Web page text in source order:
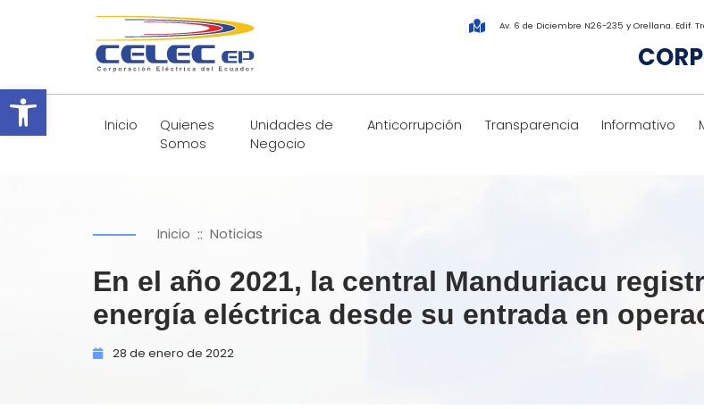
Abrir barra de herramientas
Av. 6 de Diciembre N26-235 y Orellana. Edif.
Inicio
Quienes
Somos
Unidades de
Negocio
Anticorrupción Transparencia Informativo
Inicio :: Noticias
En el año 2021, la central Manduriacu
energía eléctrica desde su entrada en
28 de enero de 2022